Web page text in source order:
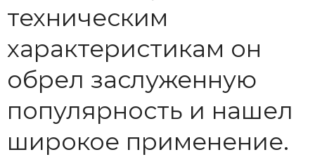
техническим
характеристикам он
обрел заслуженную
популярность и нашел
широкое применение.